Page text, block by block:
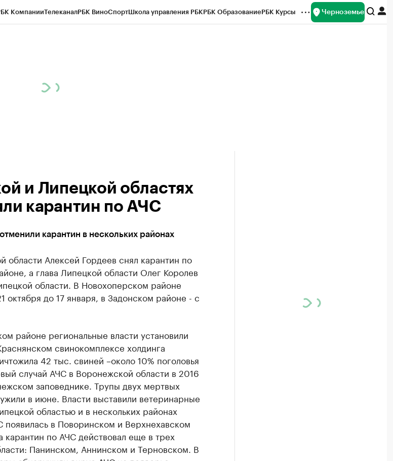
КомпанииТелеканалРБК ВиноСпортШкола управления РБКРБК ОбразованиеРБК Курсы Черноземье
и Липецкой областях
карантин по АЧС
карантин в нескольких районах
области Алексей Гордеев снял карантин по
а глава Липецкой области Олег Королев
области. В Новохоперском районе
октября до 17 января, в Задонском районе - с
районе региональные власти установили
свинокомплексе холдинга
42 тыс. свиней –около 10% поголовья
случай АЧС в Воронежской области в 2016
заповеднике. Трупы двух мертвых
в июне. Власти выставили ветеринарные
областью и в нескольких районах
в Поворинском и Верхнехавском
карантин по АЧС действовал еще в трех
Панинском, Аннинском и Терновском. В